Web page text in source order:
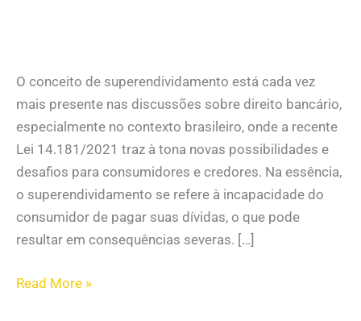
O conceito de superendividamento está cada vez
mais presente nas discussões sobre direito bancário,
especialmente no contexto brasileiro, onde a recente
Lei 14.181/2021 traz à tona novas possibilidades e
desafios para consumidores e credores. Na essência,
o superendividamento se refere à incapacidade do
consumidor de pagar suas dívidas, o que pode
resultar em consequências severas. […]
Read More »